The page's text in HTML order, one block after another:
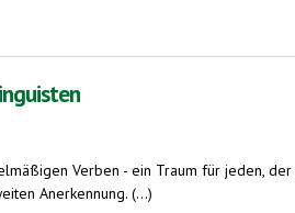
Esperanto-Sprecher aus aller Welt treffen sich
Verben - ein Traum für jeden,
Anerkennung. (...)